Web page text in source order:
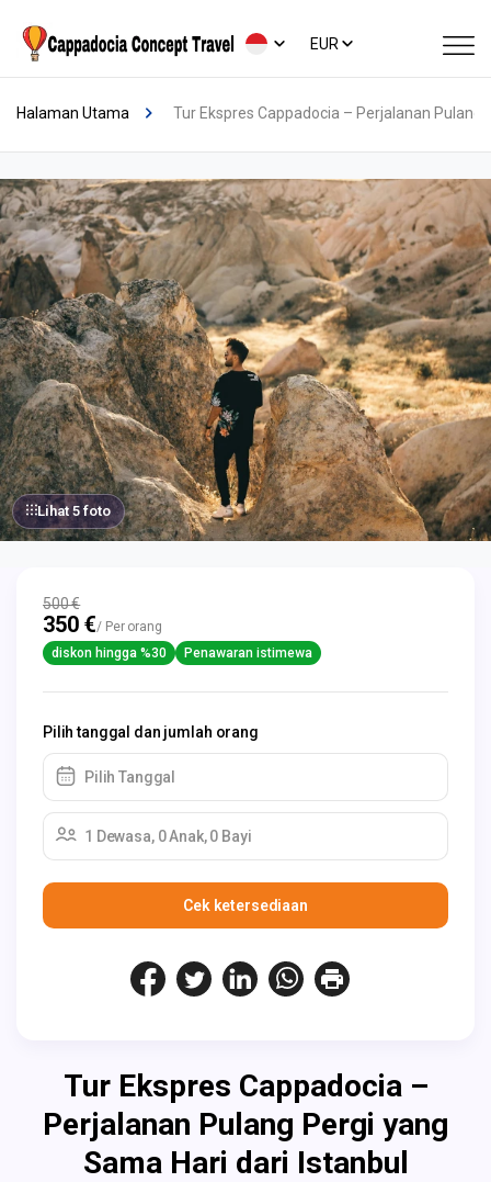
EUR
Halaman Utama Tur Ekspres Cappadocia – Perjalanan Pulang
Lihat 5 foto
500 €
350 €/ Per orang
diskon hingga %30
Penawaran istimewa
Pilih tanggal dan jumlah orang
Pilih Tanggal
1 Dewasa, 0 Anak, 0 Bayi
Cek ketersediaan
Tur Ekspres Cappadocia –
Perjalanan Pulang Pergi yang
Sama Hari dari Istanbul